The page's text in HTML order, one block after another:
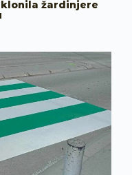
žardinjere